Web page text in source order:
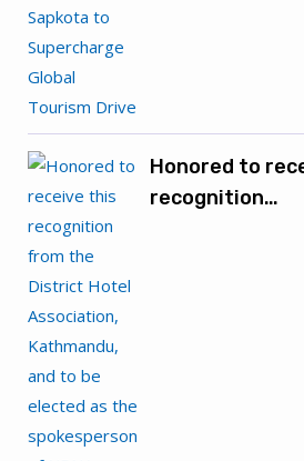
Honored to
recognition…